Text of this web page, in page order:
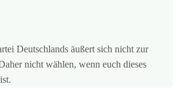
Deutschlands äußert sich nicht zur
nicht wählen, wenn euch dieses